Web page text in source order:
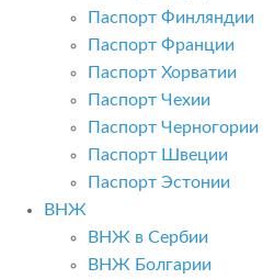
Паспорт Финляндии
Паспорт Франции
Паспорт Хорватии
Паспорт Чехии
Паспорт Черногории
Паспорт Швеции
Паспорт Эстонии
ВНЖ
ВНЖ в Сербии
ВНЖ Болгарии